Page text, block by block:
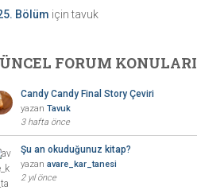
Bölüm içintavuk
FORUM KONULARI
Candy Candy Final Story Çeviri
yazan Tavuk
3 hafta önce
Şu an okuduğunuz kitap?
yazan avare_kar_tanesi
2 yıl önce